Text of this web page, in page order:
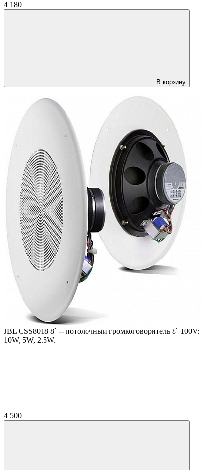
4 180
В корзину
JBL CSS8018 8` -- потолочный громкоговоритель 8` 100V:
10W, 5W, 2.5W.
4 500